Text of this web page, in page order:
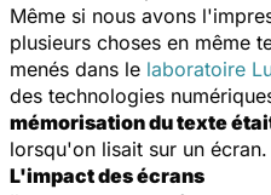
Même si nous avons
plusieurs choses en même
menés dans le laboratoire
des technologies
mémorisation du texte
lorsqu'on lisait sur un écran.
L'impact des écrans